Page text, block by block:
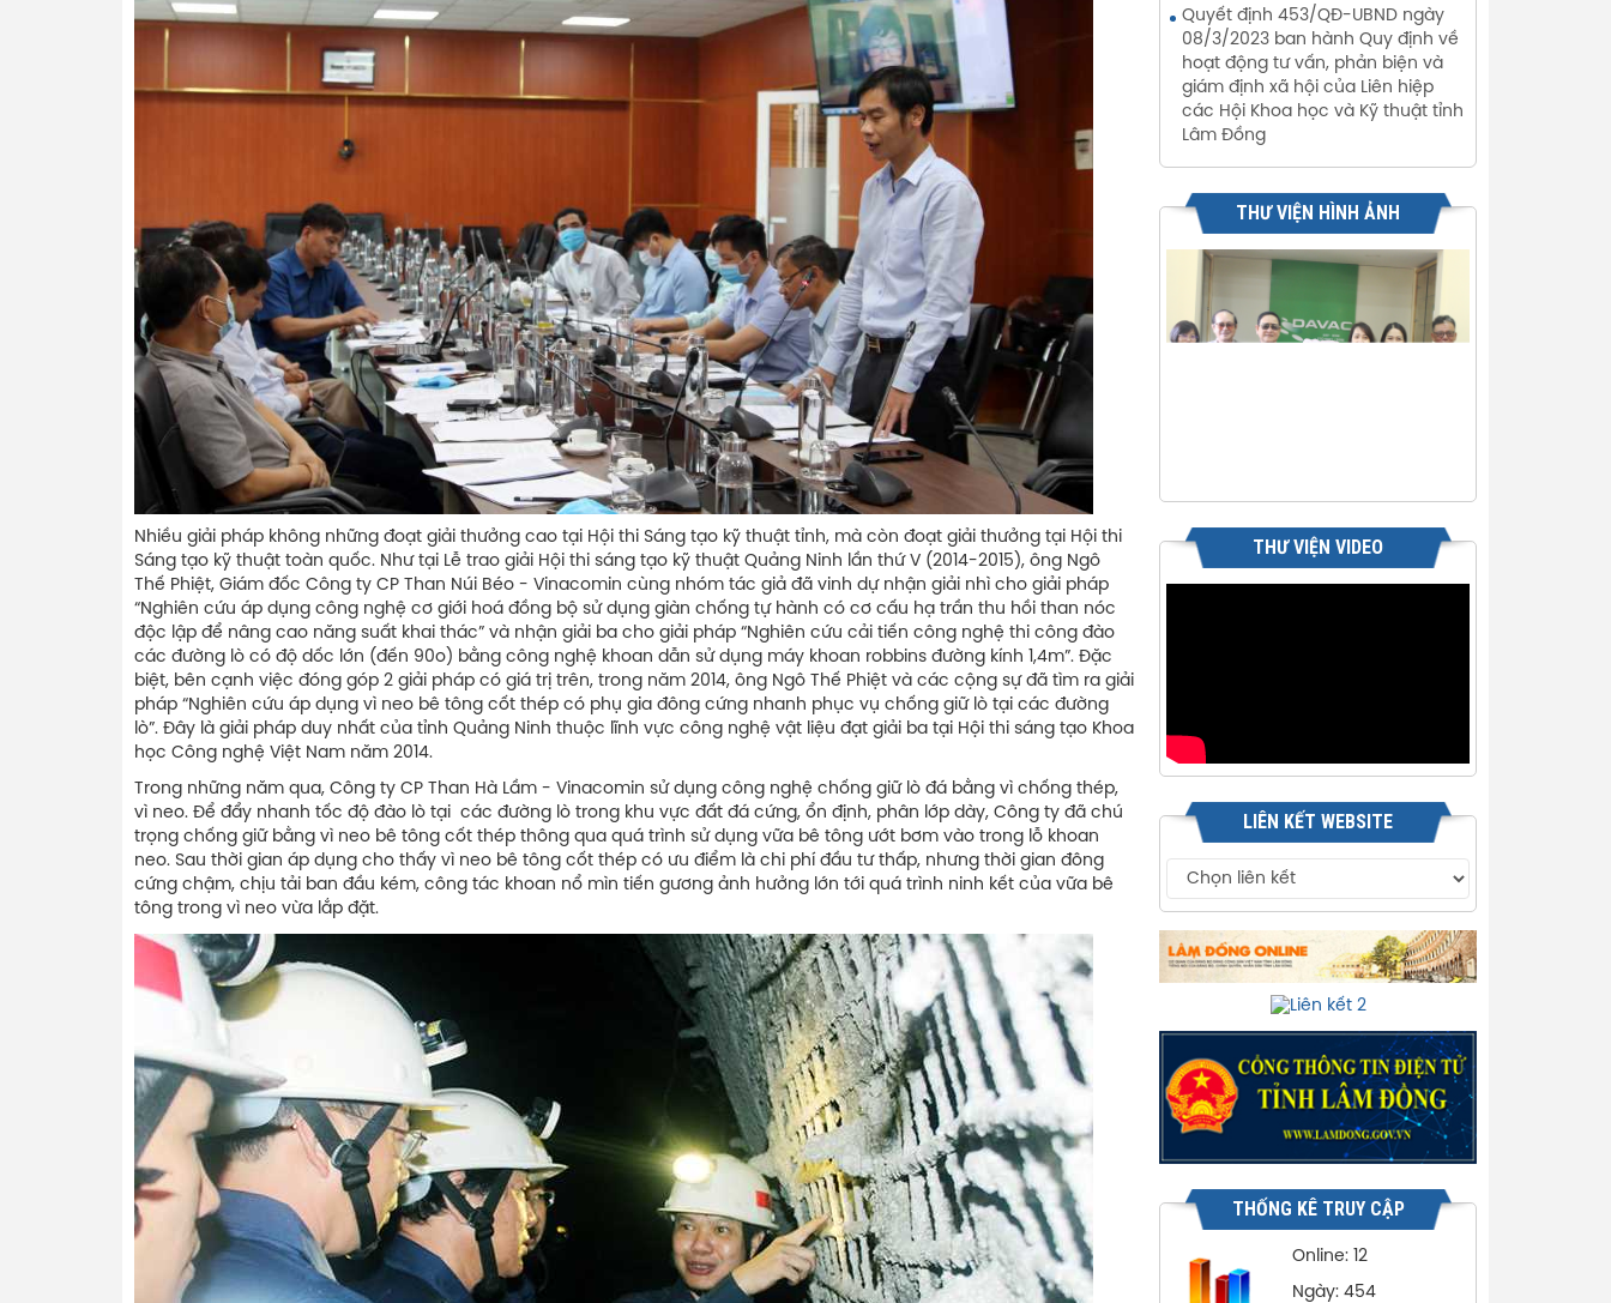
Nhiều giải pháp không những đoạt giải thưởng cao tại Hội thi Sáng tạo kỹ thuật tỉnh, mà còn đoạt giải thưởng tại Hội thi
Sáng tạo kỹ thuật toàn quốc. Như tại Lễ trao giải Hội thi sáng tạo kỹ thuật Quảng Ninh lần thứ V (2014-2015), ông Ngô
Thế Phiệt, Giám đốc Công ty CP Than Núi Béo - Vinacomin cùng nhóm tác giả đã vinh dự nhận giải nhì cho giải pháp
“Nghiên cứu áp dụng công nghệ cơ giới hoá đồng bộ sử dụng giàn chống tự hành có cơ cấu hạ trần thu hồi than nóc
độc lập để nâng cao năng suất khai thác” và nhận giải ba cho giải pháp “Nghiên cứu cải tiến công nghệ thi công đào
các đường lò có độ dốc lớn (đến 90o) bằng công nghệ khoan dẫn sử dụng máy khoan robbins đường kính 1,4m”. Đặc
biệt, bên cạnh việc đóng góp 2 giải pháp có giá trị trên, trong năm 2014, ông Ngô Thế Phiệt và các cộng sự đã tìm ra giải
pháp “Nghiên cứu áp dụng vì neo bê tông cốt thép có phụ gia đông cứng nhanh phục vụ chống giữ lò tại các đường
lò”. Đây là giải pháp duy nhất của tỉnh Quảng Ninh thuộc lĩnh vực công nghệ vật liệu đạt giải ba tại Hội thi sáng tạo Khoa
học Công nghệ Việt Nam năm 2014.
Trong những năm qua, Công ty CP Than Hà Lầm - Vinacomin sử dụng công nghệ chống giữ lò đá bằng vì chống thép,
vì neo. Để đẩy nhanh tốc độ đào lò tại các đường lò trong khu vực đất đá cứng, ổn định, phân lớp dày, Công ty đã chú
trọng chống giữ bằng vì neo bê tông cốt thép thông qua quá trình sử dụng vữa bê tông ướt bơm vào trong lỗ khoan
neo. Sau thời gian áp dụng cho thấy vì neo bê tông cốt thép có ưu điểm là chi phí đầu tư thấp, nhưng thời gian đông
cứng chậm, chịu tải ban đầu kém, công tác khoan nổ mìn tiến gương ảnh hưởng lớn tới quá trình ninh kết của vữa bê
tông trong vì neo vừa lắp đặt.
Quyết định 453/QĐ-UBND ngày
08/3/2023 ban hành Quy định về
hoạt động tư vấn, phản biện và
giám định xã hội của Liên hiệp
các Hội Khoa học và Kỹ thuật tỉnh
Lâm Đồng
THƯ VIỆN HÌNH ẢNH
THƯ VIỆN VIDEO
LIÊN KẾT WEBSITE
THỐNG KÊ TRUY CẬP
Online: 12
Ngày: 454